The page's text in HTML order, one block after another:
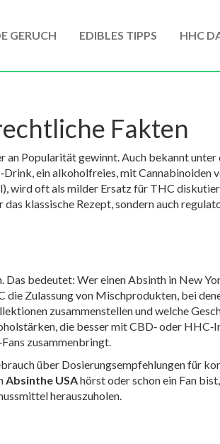
GERUCH EDIBLES TIPPS HHC
Fakten
an Popularität gewinnt. Auch bekannt unter
, ein alkoholfreies, mit Cannabinoiden
wird oft als milder Ersatz für THC
das klassische Rezept, sondern auch
Das bedeutet: Wer einenAbsinth in New
die Zulassung von Mischprodukten, bei
zusammenstellen und welche
die besser mit CBD‑ oder
zusammenbringt.
über Dosierungsempfehlungen für
Absinthe USAhörst oder schon ein Fan
herauszuholen.